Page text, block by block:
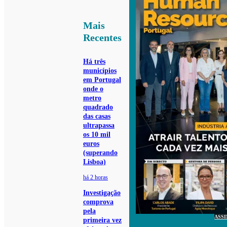
Mais
Recentes
Há três
municípios
em Portugal
onde o
metro
quadrado
das casas
ultrapassa
os 10 mil
euros
(superando
Lisboa)
há 2 horas
Investigação
comprova
pela
primeira vez